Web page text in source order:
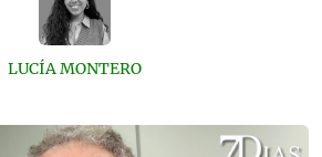
LUCÍA MONTERO